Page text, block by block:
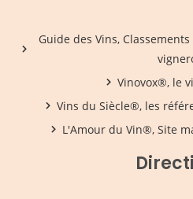
Guide des Vins,
Vinovox®, le
Vins du Siècle®, les
L'Amour du Vin®, Site